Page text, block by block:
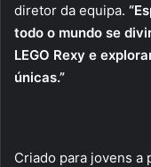
diretor da equipa.
todo o mundo se
LEGO Rexy e
únicas.”
Criado para jovens a